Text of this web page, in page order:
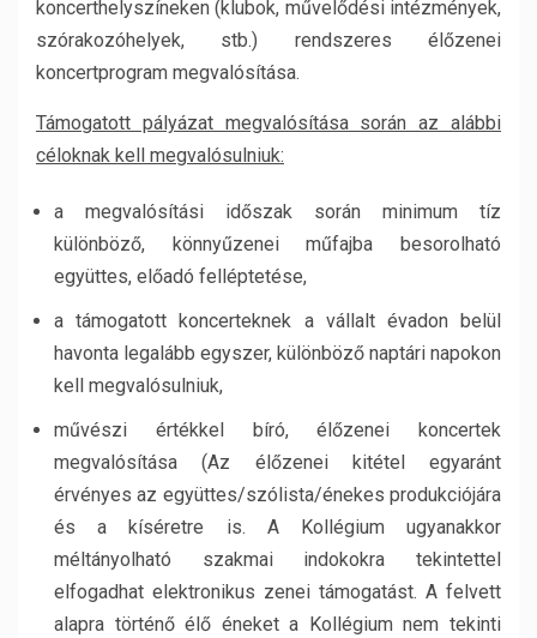
koncerthelyszíneken (klubok, művelődési intézmények,
szórakozóhelyek, stb.) rendszeres élőzenei
koncertprogram megvalósítása.
Támogatott pályázat megvalósítása során az alábbi
céloknak kell megvalósulniuk:
a megvalósítási időszak során minimum tíz
különböző, könnyűzenei műfajba besorolható
együttes, előadó felléptetése,
a támogatott koncerteknek a vállalt évadon belül
havonta legalább egyszer, különböző naptári napokon
kell megvalósulniuk,
művészi értékkel bíró, élőzenei koncertek
megvalósítása (Az élőzenei kitétel egyaránt
érvényes az együttes/szólista/énekes produkciójára
és a kíséretre is. A Kollégium ugyanakkor
méltányolható szakmai indokokra tekintettel
elfogadhat elektronikus zenei támogatást. A felvett
alapra történő élő éneket a Kollégium nem tekinti